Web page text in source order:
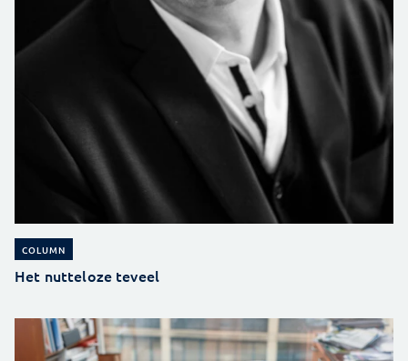
COLUMN
Het nutteloze teveel